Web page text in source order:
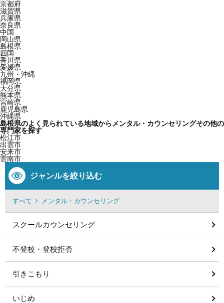
京都府
滋賀県
兵庫県
奈良県
中国
岡山県
島根県
四国
香川県
愛媛県
九州・沖縄
福岡県
大分県
熊本県
宮崎県
鹿児島県
沖縄県
島根県のよく見られている地域からメンタル・カウンセリングその他の
専門家を探す
松江市
出雲市
安来市
雲南市
ジャンルを絞り込む
すべて メンタル・カウンセリング
スクールカウンセリング
不登校・登校拒否
引きこもり
いじめ